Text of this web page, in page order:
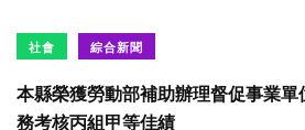
社會 綜合新聞
本縣榮獲勞動部補助辦理督促事業
務考核丙組甲等佳績